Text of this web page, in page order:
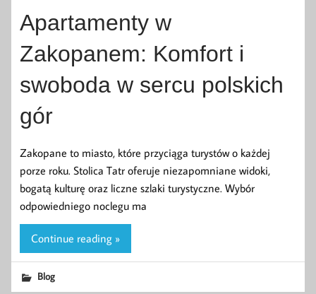
Apartamenty w
Zakopanem: Komfort i
swoboda w sercu polskich
gór
Zakopane to miasto, które przyciąga turystów o każdej
porze roku. Stolica Tatr oferuje niezapomniane widoki,
bogatą kulturę oraz liczne szlaki turystyczne. Wybór
odpowiedniego noclegu ma
Continue reading »
Blog